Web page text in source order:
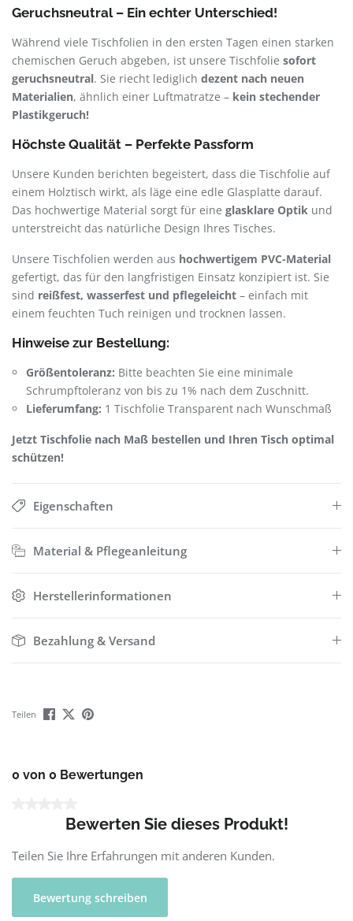
Geruchsneutral – Ein echter Unterschied!
Während viele Tischfolien in den ersten Tagen einen starken
chemischen Geruch abgeben, ist unsere Tischfolie sofort
geruchsneutral. Sie riecht lediglich dezent nach neuen
Materialien, ähnlich einer Luftmatratze – kein stechender
Plastikgeruch!
Höchste Qualität – Perfekte Passform
Unsere Kunden berichten begeistert, dass die Tischfolie auf
einem Holztisch wirkt, als läge eine edle Glasplatte darauf.
Das hochwertige Material sorgt für eine glasklare Optik und
unterstreicht das natürliche Design Ihres Tisches.
Unsere Tischfolien werden aus hochwertigem PVC-Material
gefertigt, das für den langfristigen Einsatz konzipiert ist. Sie
sind reißfest, wasserfest und pflegeleicht – einfach mit
einem feuchten Tuch reinigen und trocknen lassen.
Hinweise zur Bestellung:
Größentoleranz: Bitte beachten Sie eine minimale
Schrumpftoleranz von bis zu 1% nach dem Zuschnitt.
Lieferumfang: 1 Tischfolie Transparent nach Wunschmaß
Jetzt Tischfolie nach Maß bestellen und Ihren Tisch optimal
schützen!
Eigenschaften
Material & Pflegeanleitung
Herstellerinformationen
Bezahlung & Versand
Teilen
0 von 0 Bewertungen
Bewerten Sie dieses Produkt!
Teilen Sie Ihre Erfahrungen mit anderen Kunden.
Bewertung schreiben